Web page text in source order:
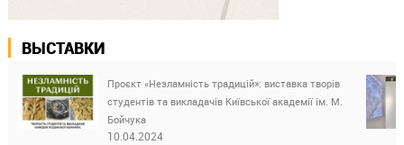
ВЫСТАВКИ
Проєкт «Незламність традицій»: виставка творів
студентів та викладачів Київської академії ім. М.
Бойчука
10.04.2024